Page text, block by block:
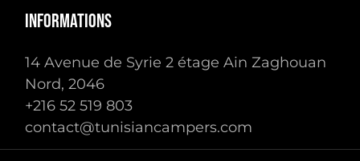
Sous-total :
Informations
14 Avenue de Syrie 2 étage Ain Zaghouan
Nord, 2046
+216 ‭52 519 803‬
contact@tunisiancampers.com